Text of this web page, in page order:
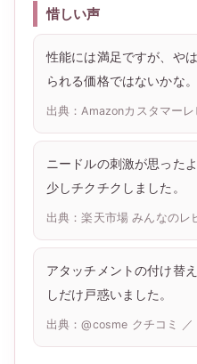
惜しい声
性能には満足ですが、や
られる価格ではないかな。
出典：Amazonカスタマー
ニードルの刺激が思った
少しチクチクしました。
出典：楽天市場 みんなの
アタッチメントの付け替
しだけ戸惑いました。
出典：@cosme クチコミ ／